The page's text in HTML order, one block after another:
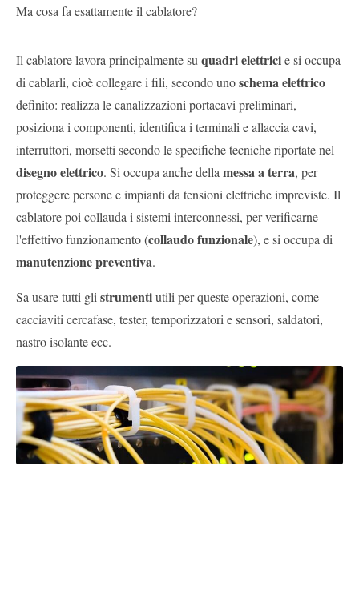
Ma cosa fa esattamente il cablatore?
Il cablatore lavora principalmente suquadri elettricie si occupa
di cablarli, cioè collegare i fili, secondo unoschema elettrico
definito: realizza le canalizzazioni portacavi preliminari,
posiziona i componenti, identifica i terminali e allaccia cavi,
interruttori, morsetti secondo le specifiche tecniche riportate nel
disegno elettrico. Si occupa anche dellamessa a terra, per
proteggere persone e impianti da tensioni elettriche impreviste. Il
cablatore poi collauda i sistemi interconnessi, per verificarne
l'effettivo funzionamento (collaudo funzionale), e si occupa di
manutenzione preventiva.
Sa usare tutti glistrumentiutili per queste operazioni, come
cacciaviti cercafase, tester, temporizzatori e sensori, saldatori,
nastro isolante ecc.